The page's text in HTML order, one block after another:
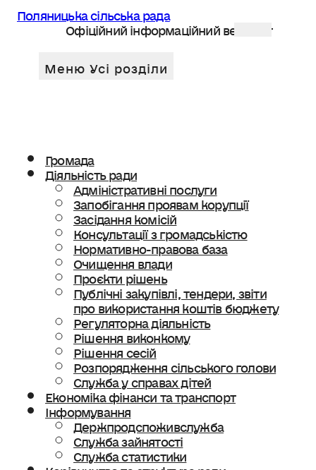
Поляницька сільська рада
Офіційний інформаційний веб сайт
Громада
Діяльність ради
Адміністративні послуги
Запобігання проявам корупції
Засідання комісій
Консультації з громадськістю
Нормативно-правова база
Очищення влади
Проєкти рішень
Публічні закупівлі, тендери, звіти
про використання коштів бюджету
Регуляторна діяльність
Рішення виконкому
Рішення сесій
Розпорядження сільського голови
Служба у справах дітей
Економіка фінанси та транспорт
Інформування
Держпродспоживслужба
Служба зайнятості
Служба статистики